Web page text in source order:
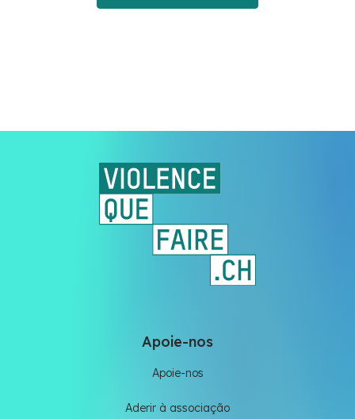
Apoie-nos
Apoie-nos
Aderir à associação